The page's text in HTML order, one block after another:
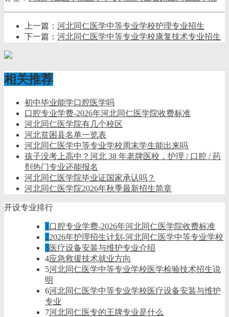
上一篇： 河北同仁医学中等专业学校护理专业招生
下一篇： 河北同仁医学中等专业学校康复技术专业招生
相关推荐
初中毕业能学口腔医学吗
口腔专业学费-2026年河北同仁医学院收费标准
河北同仁医学院有几个校区
河北贫困县名单一览表
河北同仁医学中等专业学校周末学生能出来吗
孩子没考上高中？河北 38 年老牌医校，护理 / 口腔 / 药
剂热门专业还能报名
河北同仁医学院毕业证国家承认吗？
河北同仁医学院2026年秋季最新招生简章
开设专业排行
1 口腔专业学费-2026年河北同仁医学院收费标准
22026年护理招生计划-河北同仁医学中等专业学校
3医疗设备安装与维护专业介绍
4应急救援技术就业方向
5河北同仁医学中等专业学校医学检验技术招生说
明
6河北同仁医学中等专业学校医疗设备安装与维护
专业
7河北同仁医专的王牌专业是什么